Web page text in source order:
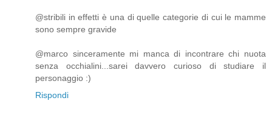
@stribili in effetti è una di quelle categorie di cui le mamme
sono sempre gravide
@marco sinceramente mi manca di incontrare chi nuota
senza occhialini...sarei davvero curioso di studiare il
personaggio :)
Rispondi